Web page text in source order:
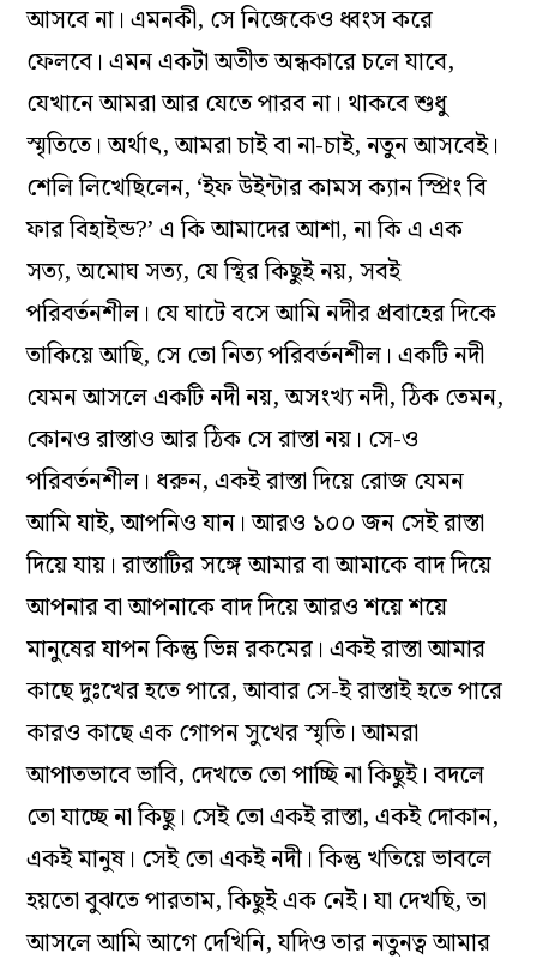
আসবে না। এমনকী, সে নিজেকেও ধ্বংস করে
ফেলবে। এমন একটা অতীত অন্ধকারে চলে যাবে,
যেখানে আমরা আর যেতে পারব না। থাকবে শুধু
স্মৃতিতে। অর্থাৎ, আমরা চাই বা না-চাই, নতুন আসবেই।
শেলি লিখেছিলেন, ‘ইফ উইন্টার কামস ক্যান স্প্রিং বি
ফার বিহাইন্ড?’ এ কি আমাদের আশা, না কি এ এক
সত্য, অমোঘ সত্য, যে স্থির কিছুই নয়, সবই
পরিবর্তনশীল। যে ঘাটে বসে আমি নদীর প্রবাহের দিকে
তাকিয়ে আছি, সে তো নিত্য পরিবর্তনশীল। একটি নদী
যেমন আসলে একটি নদী নয়, অসংখ্য নদী, ঠিক তেমন,
কোনও রাস্তাও আর ঠিক সে রাস্তা নয়। সে-ও
পরিবর্তনশীল। ধরুন, একই রাস্তা দিয়ে রোজ যেমন
আমি যাই, আপনিও যান। আরও ১০০ জন সেই রাস্তা
দিয়ে যায়। রাস্তাটির সঙ্গে আমার বা আমাকে বাদ দিয়ে
আপনার বা আপনাকে বাদ দিয়ে আরও শয়ে শয়ে
মানুষের যাপন কিন্তু ভিন্ন রকমের। একই রাস্তা আমার
কাছে দুঃখের হতে পারে, আবার সে-ই রাস্তাই হতে পারে
কারও কাছে এক গোপন সুখের স্মৃতি। আমরা
আপাতভাবে ভাবি, দেখতে তো পাচ্ছি না কিছুই। বদলে
তো যাচ্ছে না কিছু। সেই তো একই রাস্তা, একই দোকান,
একই মানুষ। সেই তো একই নদী। কিন্তু খতিয়ে ভাবলে
হয়তো বুঝতে পারতাম, কিছুই এক নেই। যা দেখছি, তা
আসলে আমি আগে দেখিনি, যদিও তার নতুনত্ব আমার